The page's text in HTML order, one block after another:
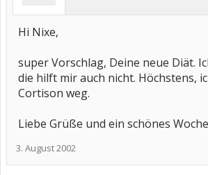
Hi Nixe,
super Vorschlag, Deine neue Diät.
die hilft mir auch nicht. Höchstens,
Cortison weg.
Liebe Grüße und ein schönes
3. August 2002